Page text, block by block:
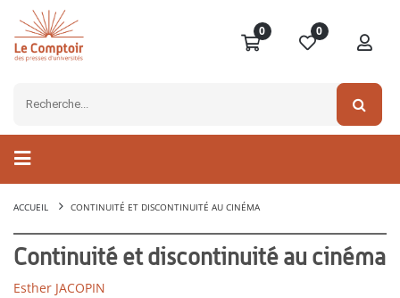
0 0
ACCUEIL CONTINUITÉ ET DISCONTINUITÉ AU CINÉMA
Continuité et discontinuité au cinéma
Esther JACOPIN